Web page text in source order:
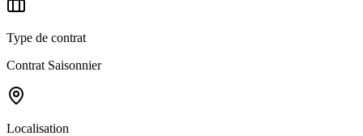
Type de contrat
Contrat Saisonnier
Localisation